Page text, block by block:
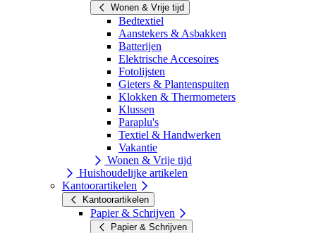
Wonen & Vrije tijd
Bedtextiel
Aanstekers & Asbakken
Batterijen
Elektrische Accesoires
Fotolijsten
Gieters & Plantenspuiten
Klokken & Thermometers
Klussen
Paraplu's
Textiel & Handwerken
Vakantie
Wonen & Vrije tijd
Huishoudelijke artikelen
Kantoorartikelen
Kantoorartikelen
Papier & Schrijven
Papier & Schrijven